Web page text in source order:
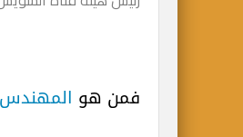
فمن هو المهندس